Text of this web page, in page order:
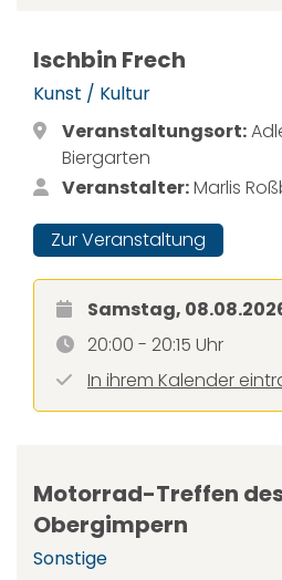
Ischbin Frech
Kunst / Kultur
Veranstaltungsort:
Biergarten
Veranstalter:Marlis
Zur Veranstaltung
Samstag,
20:00 - 20:15 Uhr
In ihrem Kalender
Motorrad-Treffen
Obergimpern
Sonstige